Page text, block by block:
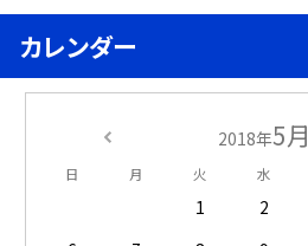
カレンダー
2018年5月
日 月 火 水
1 2